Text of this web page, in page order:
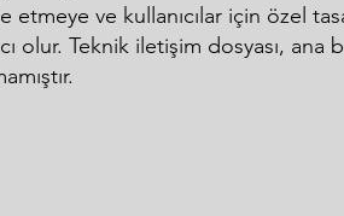
ve kullanıcılar için özel
olur. Teknik iletişim dosyası, ana